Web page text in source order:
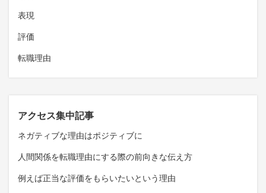
表現
評価
転職理由
アクセス集中記事
ネガティブな理由はポジティブに
人間関係を転職理由にする際の前向きな伝え方
例えば正当な評価をもらいたいという理由